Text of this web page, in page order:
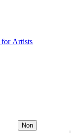
for Artists
Non